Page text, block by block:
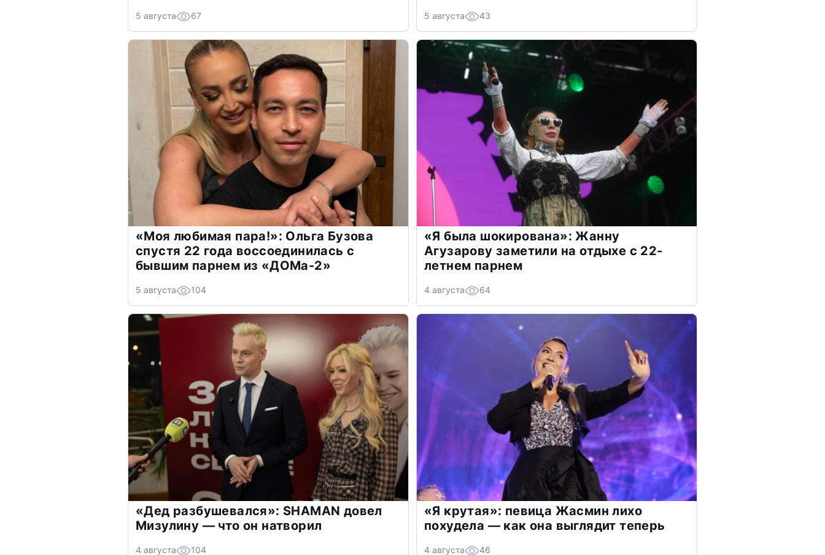
5 августа 67 5 августа 43
«Моя любимая пара!»: Ольга Бузова
спустя 22 года воссоединилась с
бывшим парнем из «ДОМа-2»
5 августа 104
«Я была шокирована»: Жанну
Агузарову заметили на отдыхе с 22-
летнем парнем
4 августа 64
«Дед разбушевался»: SHAMAN довел
Мизулину — что он натворил
4 августа 104
«Я крутая»: певица Жасмин лихо
похудела — как она выглядит теперь
4 августа 46